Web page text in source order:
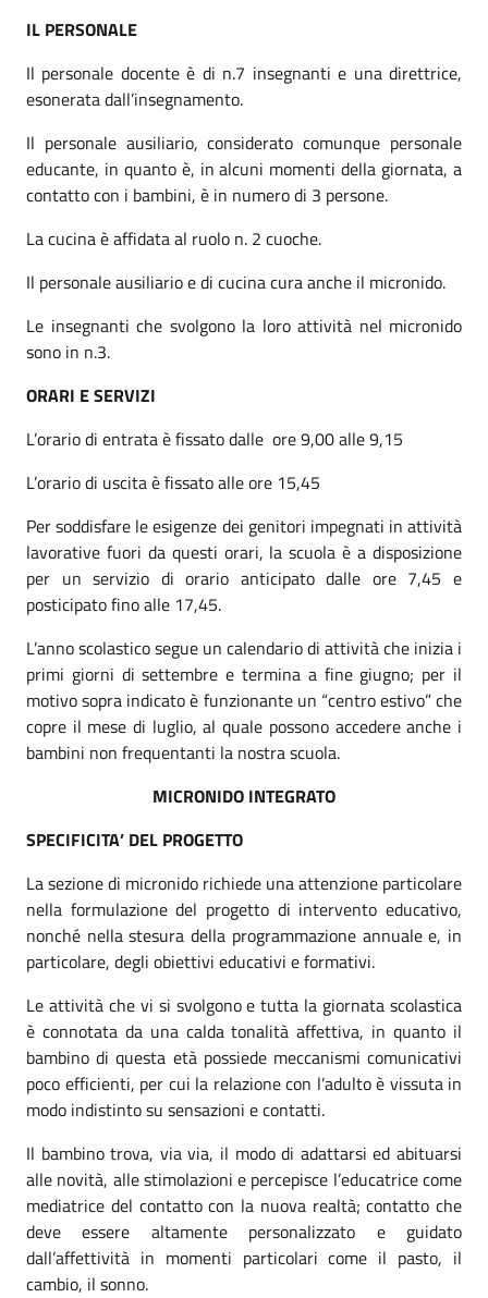
IL PERSONALE
Il personale docente è di n.7 insegnanti e una direttrice,
esonerata dall’insegnamento.
Il personale ausiliario, considerato comunque personale
educante, in quanto è, in alcuni momenti della giornata, a
contatto con i bambini, è in numero di 3 persone.
La cucina è affidata al ruolo n. 2 cuoche.
Il personale ausiliario e di cucina cura anche il micronido.
Le insegnanti che svolgono la loro attività nel micronido
sono in n.3.
ORARI E SERVIZI
L’orario di entrata è fissato dalle ore 9,00 alle 9,15
L’orario di uscita è fissato alle ore 15,45
Per soddisfare le esigenze dei genitori impegnati in attività
lavorative fuori da questi orari, la scuola è a disposizione
per un servizio di orario anticipato dalle ore 7,45 e
posticipato fino alle 17,45.
L’anno scolastico segue un calendario di attività che inizia i
primi giorni di settembre e termina a fine giugno; per il
motivo sopra indicato è funzionante un “centro estivo” che
copre il mese di luglio, al quale possono accedere anche i
bambini non frequentanti la nostra scuola.
MICRONIDO INTEGRATO
SPECIFICITA’ DEL PROGETTO
La sezione di micronido richiede una attenzione particolare
nella formulazione del progetto di intervento educativo,
nonché nella stesura della programmazione annuale e, in
particolare, degli obiettivi educativi e formativi.
Le attività che vi si svolgono e tutta la giornata scolastica
è connotata da una calda tonalità affettiva, in quanto il
bambino di questa età possiede meccanismi comunicativi
poco efficienti, per cui la relazione con l’adulto è vissuta in
modo indistinto su sensazioni e contatti.
Il bambino trova, via via, il modo di adattarsi ed abituarsi
alle novità, alle stimolazioni e percepisce l’educatrice come
mediatrice del contatto con la nuova realtà; contatto che
deve essere altamente personalizzato e guidato
dall’affettività in momenti particolari come il pasto, il
cambio, il sonno.